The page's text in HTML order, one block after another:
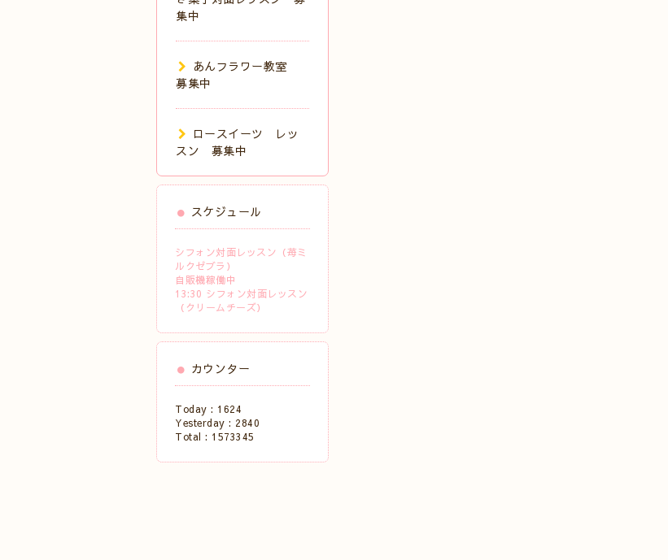
集中
あんフラワー教室
募集中
ロースイーツ レッ
スン 募集中
スケジュール
シフォン対面レッスン（苺ミ
ルクゼブラ）
自販機稼働中
13:30 シフォン対面レッスン
（クリームチーズ）
カウンター
Today : 1624
Yesterday : 2840
Total : 1573345